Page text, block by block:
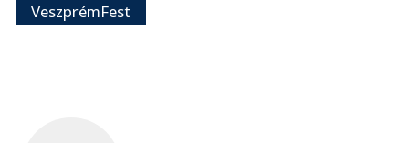
VeszprémFest